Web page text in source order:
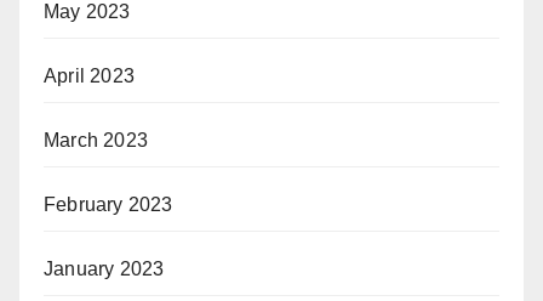
May 2023
April 2023
March 2023
February 2023
January 2023